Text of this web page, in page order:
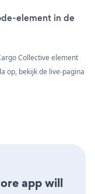
element in de
Collective element
op, bekijk de live-pagina
app will